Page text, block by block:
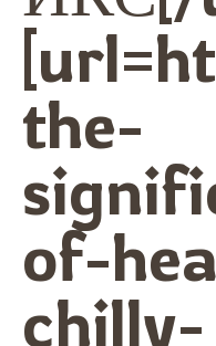
the-
of-
chilly-